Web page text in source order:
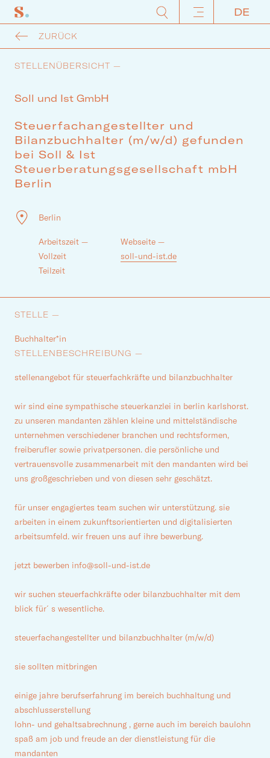
ZURÜCK
STELLENÜBERSICHT —
Soll und Ist GmbH
Steuerfachangestellter und
Bilanzbuchhalter (m/w/d) gefunden
bei Soll & Ist
Steuerberatungsgesellschaft mbH
Berlin
Berlin
Arbeitszeit —
Vollzeit
Teilzeit
Webseite —
soll-und-ist.de
STELLE —
Buchhalter*in
STELLENBESCHREIBUNG —
stellenangebot für steuerfachkräfte und bilanzbuchhalter
wir sind eine sympathische steuerkanzlei in berlin karlshorst.
zu unseren mandanten zählen kleine und mittelständische
unternehmen verschiedener branchen und rechtsformen,
freiberufler sowie privatpersonen. die persönliche und
vertrauensvolle zusammenarbeit mit den mandanten wird bei
uns großgeschrieben und von diesen sehr geschätzt.
für unser engagiertes team suchen wir unterstützung. sie
arbeiten in einem zukunftsorientierten und digitalisierten
arbeitsumfeld. wir freuen uns auf ihre bewerbung.
jetzt bewerben info@soll-und-ist.de
wir suchen steuerfachkräfte oder bilanzbuchhalter mit dem
blick für´s wesentliche. ​
steuerfachangestellter und bilanzbuchhalter (m/w/d)
sie sollten mitbringen
einige jahre berufserfahrung im bereich buchhaltung und
abschlusserstellung
lohn- und gehaltsabrechnung , gerne auch im bereich baulohn
spaß am job und freude an der dienstleistung für die
mandanten